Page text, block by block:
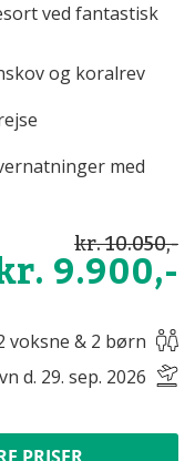
ved fantastisk
og koralrev
med
kr. 10.050,-
9.900,-
voksne & 2 børn
d. 29. sep. 2026